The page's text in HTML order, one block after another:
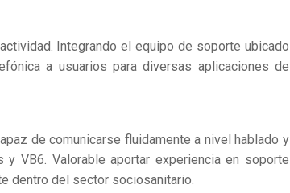
Integrando el equipo de soporte ubicado
a usuarios para diversas aplicaciones de
de comunicarse fluidamente a nivel hablado y
VB6. Valorable aportar experiencia en soporte
dentro del sector sociosanitario.